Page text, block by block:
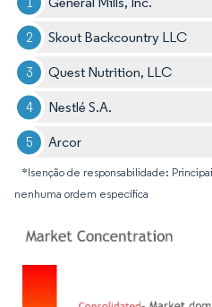
Skout Backcountry LLC
Quest Nutrition, LLC
Nestlé S.A.
Arcor
*Isenção de responsabilidade:
nenhuma ordem específica